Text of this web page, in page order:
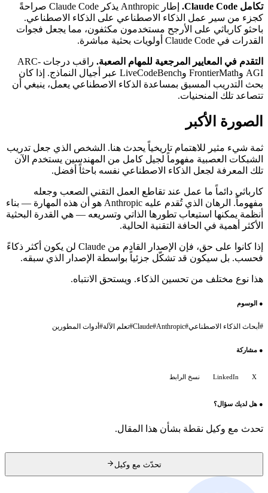
تكامل Claude Code.
إطار Anthropic يذكر Claude Code صراحةً
كجزء من سير عمل الذكاء الاصطناعي على الذكاء الاصطناعي.
باحثو كارباثي على الأرجح مستخدمون مكثفون، مما يجعل فجوات
القدرات في Claude Code أولويات بحثية مباشرة.
التقدم في المعايير المرجعية للمهام الصعبة.
راقب درجات ARC-
AGI وFrontierMath وLiveCodeBench عبر أجيال النماذج. إذا كان
بحث التدريب المسبق بمساعدة الذكاء الاصطناعي يعمل، ينبغي أن
تتصاعد تلك المنحنيات.
الصورة الأكبر
ثمة شيء مثير للاهتمام تاريخياً يحدث هنا. الشخص الذي جعل تدريب
الشبكات العصبية مفهوماً لجيل كامل من المهندسين يستخدم الآن
تلك المعرفة لجعل الذكاء الاصطناعي نفسه باحثاً أفضل.
كارباثي دائماً ما عمل عند تقاطع العمل التقني الصعب وجعله
مفهوماً. الرهان الذي تُقدم عليه Anthropic هو أن هذه المهارة — بناء
أنظمة يمكنها استيعاب تطورها الذاتي وتسريعه — هي القدرة البحثية
الأكثر أهمية في الحافة التقنية الحالية.
إذا كانوا على حق، فإن الإصدار القادم من Claude لن يكون أكثر ذكاءً
فحسب. بل سيكون قد تشكّل جزئياً بواسطة الإصدار الذي سبقه.
هذا نوع مختلف من تحسين الذكاء. ويستحق الانتباه.
●الوسوم
أبحاث الذكاء الاصطناعي#
Anthropic
#
Claude
#تعلم الآلة#أدوات المطورين
●مشاركة
LinkedIn نسخ الرابط
●هل لديك سؤال؟
تحدث مع وكيل نقطة بشأن هذا المقال.
تحدّث مع وكيل